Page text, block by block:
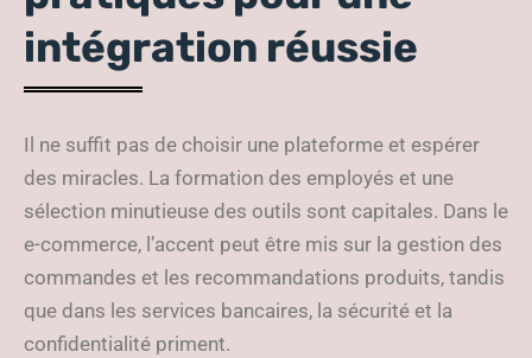
intégration réussie
Il ne suffit pas de choisir une plateforme et espérer
des miracles. La formation des employés et une
sélection minutieuse des outils sont capitales. Dans le
e-commerce, l’accent peut être mis sur la gestion des
commandes et les recommandations produits, tandis
que dans les services bancaires, la sécurité et la
confidentialité priment.